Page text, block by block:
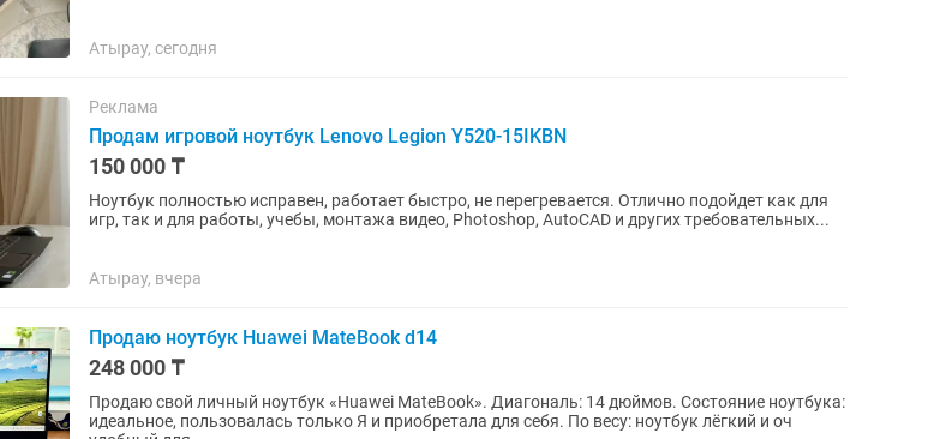
Атырау, сегодня
Реклама
Продам игровой ноутбук Lenovo Legion Y520-15IKBN
150 000 ₸
Ноутбук полностью исправен, работает быстро, не перегревается. Отлично подойдет как для
игр, так и для работы, учебы, монтажа видео, Photoshop, AutoCAD и других требовательных...
Атырау, вчера
Продаю ноутбук Huawei MateBook d14
248 000 ₸
Продаю свой личный ноутбук «Huawei MateBook». Диагональ: 14 дюймов. Состояние ноутбука:
идеальное, пользовалась только Я и приобретала для себя. По весу: ноутбук лёгкий и оч